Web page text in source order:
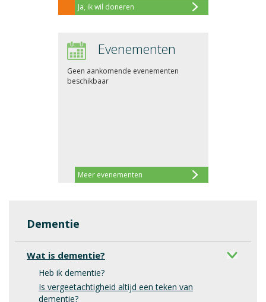
Dementie
Wat is dementie?
Heb ik dementie?
Is vergeetachtigheid altijd een teken van
dementie?
Ja, ik wil doneren
Evenementen
Meer evenementen
Geen aankomende evenementen
beschikbaar